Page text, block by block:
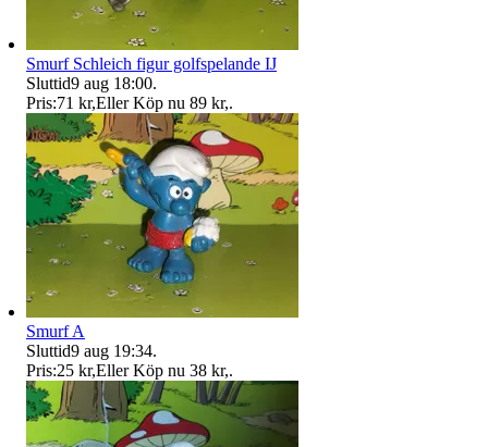
Smurf Schleich figur golfspelande IJ
Sluttid9 aug 18:00.
Pris:71 kr,Eller Köp nu 89 kr,.
Smurf A
Sluttid9 aug 19:34.
Pris:25 kr,Eller Köp nu 38 kr,.